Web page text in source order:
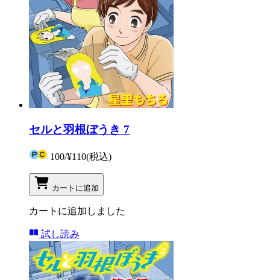
セルと羽根ぼうき 7
100/¥110(税込)
カートに追加
カートに追加しました
試し読み